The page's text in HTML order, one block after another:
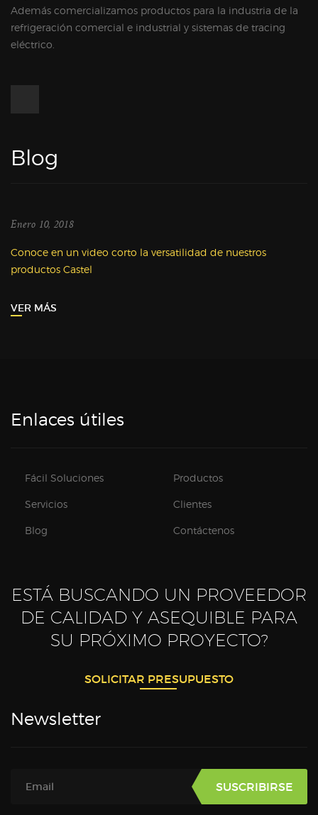
Además comercializamos productos para la industria de la
refrigeración comercial e industrial y sistemas de tracing
eléctrico.
Blog
Enero 10, 2018
Conoce en un video corto la versatilidad de nuestros
productos Castel
VER MÁS
Enlaces útiles
Fácil Soluciones Productos
Servicios Clientes
Blog Contáctenos
ESTÁ BUSCANDO UN PROVEEDOR
DE CALIDAD Y ASEQUIBLE PARA
SU PRÓXIMO PROYECTO?
SOLICITAR PRESUPUESTO
Newsletter